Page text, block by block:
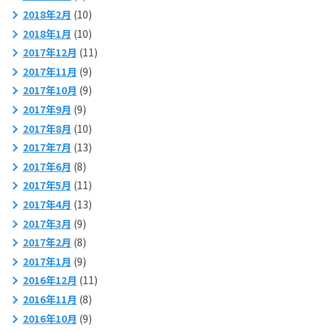
2018年2月 (10)
2018年1月 (10)
2017年12月 (11)
2017年11月 (9)
2017年10月 (9)
2017年9月 (9)
2017年8月 (10)
2017年7月 (13)
2017年6月 (8)
2017年5月 (11)
2017年4月 (13)
2017年3月 (9)
2017年2月 (8)
2017年1月 (9)
2016年12月 (11)
2016年11月 (8)
2016年10月 (9)